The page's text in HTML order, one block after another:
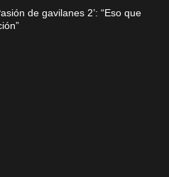
de gavilanes 2’: “Eso que